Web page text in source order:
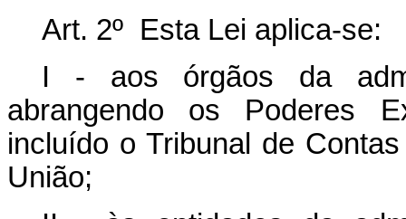
Art. 2º Esta Lei aplica-se:
I - aos órgãos da
abrangendo os Poderes
incluído o Tribunal de
União;